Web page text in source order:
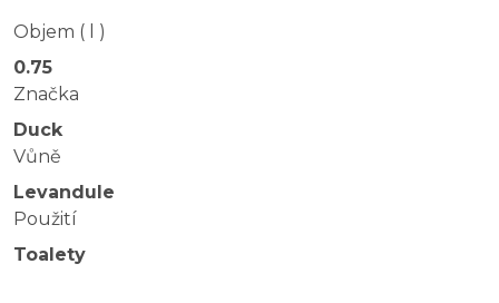
Objem ( l )
0.75
Značka
Duck
Vůně
Levandule
Použití
Toalety